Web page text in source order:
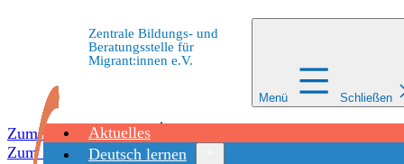
Zum Inhalt springen
Zum Inhalt springen
Zentrale Bildungs- und
Beratungsstelle für
Migrant:innen e.V.
Menü Schließen
Aktuelles
Deutsch lernen